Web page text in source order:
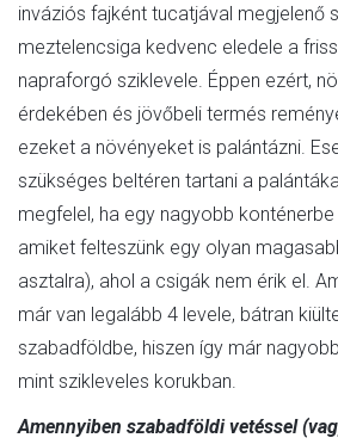
inváziós fajként tucatjával megjelenő
meztelencsiga kedvenc eledele a
napraforgó sziklevele. Éppen ezért,
érdekében és jövőbeli termés
ezeket a növényeket is palántázni.
szükséges beltéren tartani a
megfelel, ha egy nagyobb
amiket felteszünk egy olyan
asztalra), ahol a csigák nem érik el.
már van legalább 4 levele, bátran
szabadföldbe, hiszen így már
mint szikleveles korukban.
Amennyiben szabadföldi vetéssel